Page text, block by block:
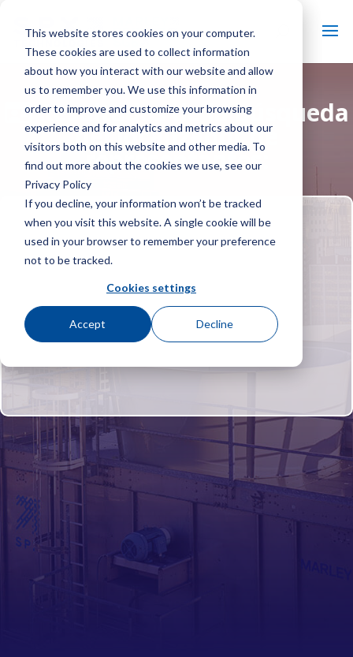
This website stores cookies on your computer.
These cookies are used to collect information
about how you interact with our website and allow
us to remember you. We use this information in
order to improve and customize your browsing
experience and for analytics and metrics about our
visitors both on this website and other media. To
find out more about the cookies we use, see our
Privacy Policy
If you decline, your information won’t be tracked
when you visit this website. A single cookie will be
used in your browser to remember your preference
not to be tracked.
Cookies settings
Accept Decline
Resultados de la búsqueda
del localizador de
representantes: